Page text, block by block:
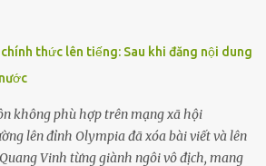
cứ coi trẻ còn nhỏ nên dù có phạm sai
mắng. Nhưng nếu người lớn tuổi
thức lên tiếng: Sau khi đăng nội dung
không phù hợp trên mạng xã hội
lên đỉnh Olympia đã xóa bài viết và lên
Vinh từng giành ngôi vô địch, mang